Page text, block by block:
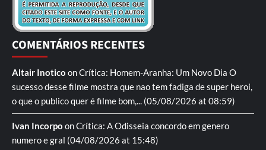
COMENTÁRIOS RECENTES
Altair Inotico onCrítica: Homem-Aranha: Um Novo Dia O
sucesso desse filme mostra que nao tem fadiga de super heroi,
o que o publico quer é filme bom,... (05/08/2026 at 08:59)
Ivan Incorpo onCrítica: A Odisseia concordo em genero
numero e gral (04/08/2026 at 15:48)